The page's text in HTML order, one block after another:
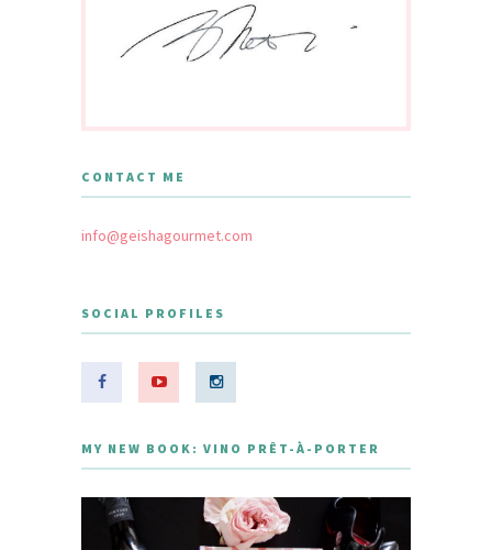
CONTACT ME
info@geishagourmet.com
SOCIAL PROFILES
MY NEW BOOK: VINO PRÊT-À-PORTER